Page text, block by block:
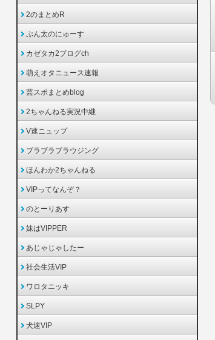
2のまとめR
ぷん太のにゅーす
カゼタカ2ブログch
萌えオタニュース速報
芸スポまとめblog
2ちゃんねる実況中継
V速ニュップ
ブラブラブラウジング
ほんわか2ちゃんねる
VIPってなんぞ？
のとーりあす
妹はVIPPER
あじゃじゃしたー
社会生活VIP
ワロタニッキ
SLPY
犬速VIP